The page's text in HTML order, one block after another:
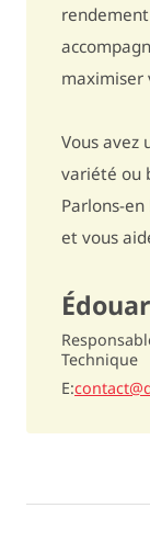
Grisaillement
Fritabilité
Répartition
Chipabilité
Niveau de
Huile de
menthe
Virus -
maximiser
Vous avez
variété ou
Parlons-
et vous
Technique
E